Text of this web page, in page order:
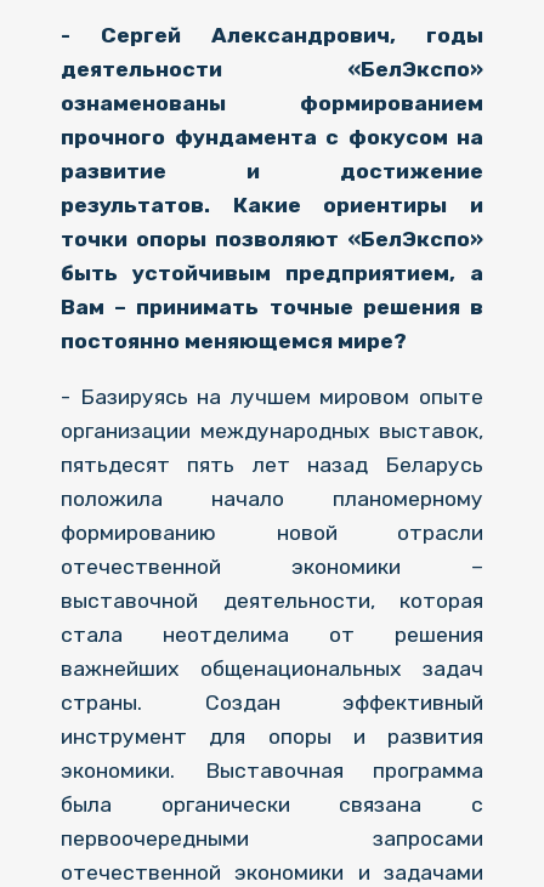
- Сергей Александрович, годы
деятельности «БелЭкспо»
ознаменованы формированием
прочного фундамента с фокусом на
развитие и достижение
результатов. Какие ориентиры и
точки опоры позволяют «БелЭкспо»
быть устойчивым предприятием, а
Вам – принимать точные решения в
постоянно меняющемся мире?
- Базируясь на лучшем мировом опыте
организации международных выставок,
пятьдесят пять лет назад Беларусь
положила начало планомерному
формированию новой отрасли
отечественной экономики –
выставочной деятельности, которая
стала неотделима от решения
важнейших общенациональных задач
страны. Создан эффективный
инструмент для опоры и развития
экономики. Выставочная программа
была органически связана с
первоочередными запросами
отечественной экономики и задачами